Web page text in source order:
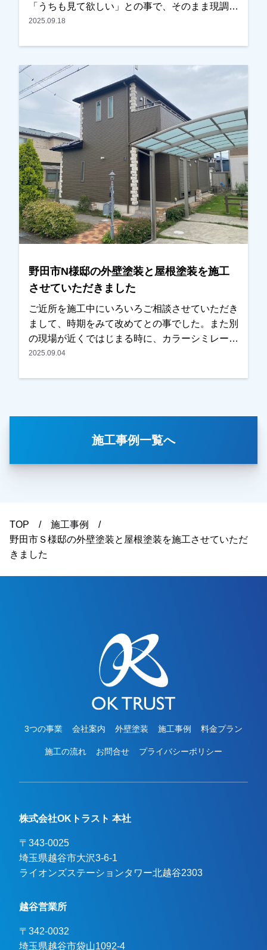
「うちも見て欲しい」との事で、そのまま現調を
させていただきました。以前の違う業者で見積も
同士がお友達みたいで、「〇〇さんが考えている
なら一緒に」との話になり、ご検討いただくこと
になりました。お見積りの他に、カラーシミレー
ションも提案し、その中の一つが気にいったとの
事でした。金額も前回業者と比べても、内容・金
額ともに考えていた通りとの事で、任せていただ
きました。施工後、仕上がった外壁と周りとのバ
ランスよく、感動したとまで言っていただき、喜
んでいただけました。本当にありがとうございま
した。越谷市、春日部市、野田市、吉川市、草加
市またその他地域でも外壁塗装をお考えのお客
様、まずはご相談からでも大丈夫です！現地調
査、お見積りはもちろん無料にて行っておりま
ンも取り扱っておりますので、ご遠慮なくお申し
つけください！お待ちしております！
2025.09.18
野田市N様邸の外壁塗装と屋根塗装を施工
させていただきました
ご近所を施工中にいろいろご相談させていただき
まして、時期をみて改めてとの事でした。また別
の現場が近くではじまる時に、カラーシミレーシ
ョンをお持ちしご提案させていただきました。時
した。イメージされている通りに仕上がっている
相談からでも大丈夫です！現地調査、お見積りは
もちろん無料にて行っております。またお支払い
方法につきましても、無金利ローンを取り扱って
おりますので、ご遠路なくお申しつけください。
お待ちしております。
2025.09.04
施工事例一覧へ
TOP
施工事例
野田市Ｓ様邸の外壁塗装と屋根塗装を施工させていただ
きました
3つの事業 会社案内 外壁塗装 施工事例 料金プラン
施工の流れ お問合せ プライバシーポリシー
株式会社OKトラスト 本社
〒343-0025
埼玉県越谷市大沢3-6-1
ライオンズステーションタワー北越谷2303
越谷営業所
〒342-0032
埼玉県越谷市袋山1092-4